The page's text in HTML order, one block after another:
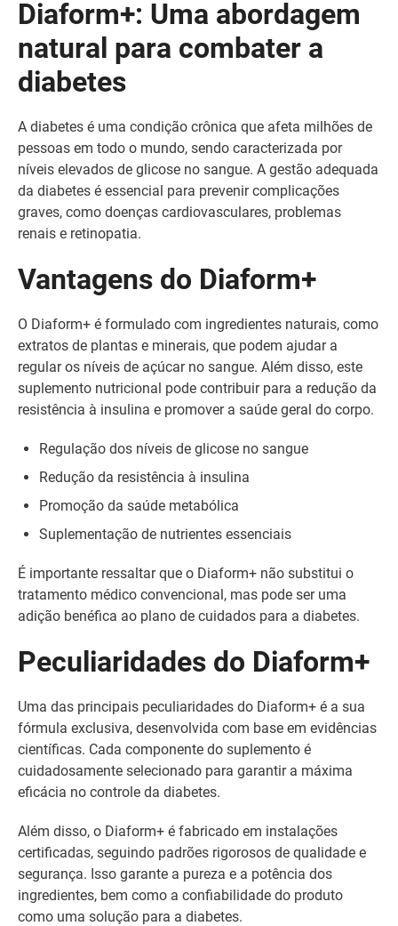
Diaform+: Uma abordagem
natural para combater a
diabetes
A diabetes é uma condição crônica que afeta milhões de
pessoas em todo o mundo, sendo caracterizada por
níveis elevados de glicose no sangue. A gestão adequada
da diabetes é essencial para prevenir complicações
graves, como doenças cardiovasculares, problemas
renais e retinopatia.
Vantagens do Diaform+
O Diaform+ é formulado com ingredientes naturais, como
extratos de plantas e minerais, que podem ajudar a
regular os níveis de açúcar no sangue. Além disso, este
suplemento nutricional pode contribuir para a redução da
resistência à insulina e promover a saúde geral do corpo.
Regulação dos níveis de glicose no sangue
Redução da resistência à insulina
Promoção da saúde metabólica
Suplementação de nutrientes essenciais
É importante ressaltar que o Diaform+ não substitui o
tratamento médico convencional, mas pode ser uma
adição benéfica ao plano de cuidados para a diabetes.
Peculiaridades do Diaform+
Uma das principais peculiaridades do Diaform+ é a sua
fórmula exclusiva, desenvolvida com base em evidências
científicas. Cada componente do suplemento é
cuidadosamente selecionado para garantir a máxima
eficácia no controle da diabetes.
Além disso, o Diaform+ é fabricado em instalações
certificadas, seguindo padrões rigorosos de qualidade e
segurança. Isso garante a pureza e a potência dos
ingredientes, bem como a confiabilidade do produto
como uma solução para a diabetes.